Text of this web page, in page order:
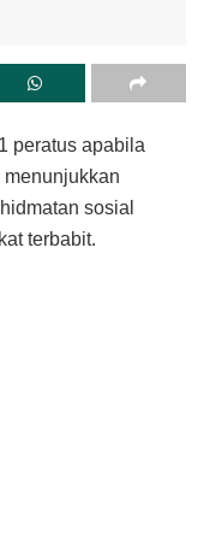
peratus apabila
menunjukkan
sosial
terbabit.